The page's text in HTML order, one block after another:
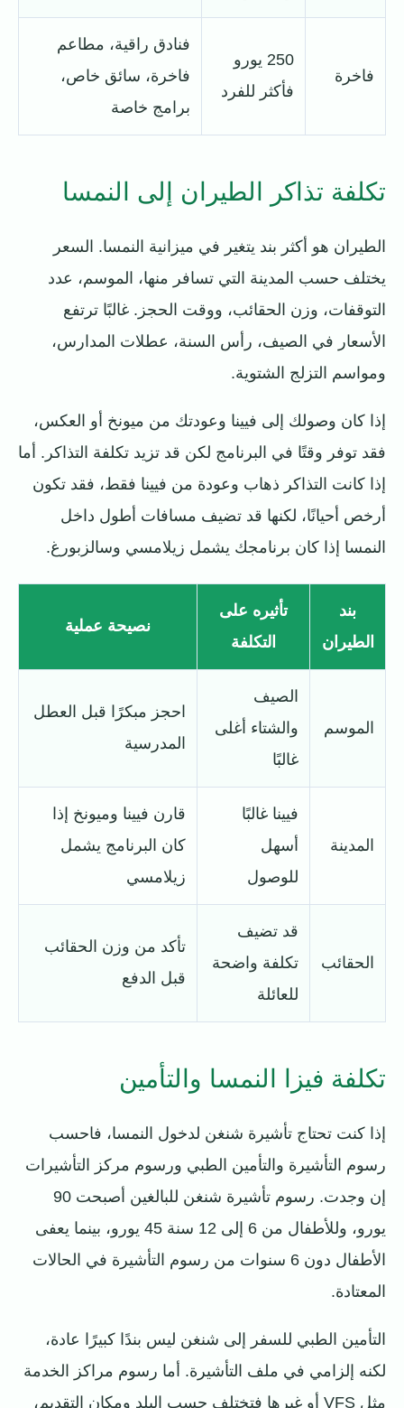
فاخرة
250 يورو
فأكثر للفرد
فنادق راقية، مطاعم
فاخرة، سائق خاص،
برامج خاصة
تكلفة تذاكر الطيران إلى النمسا
الطيران هو أكثر بند يتغير في ميزانية النمسا. السعر
يختلف حسب المدينة التي تسافر منها، الموسم، عدد
التوقفات، وزن الحقائب، ووقت الحجز. غالبًا ترتفع
الأسعار في الصيف، رأس السنة، عطلات المدارس،
ومواسم التزلج الشتوية.
إذا كان وصولك إلى فيينا وعودتك من ميونخ أو العكس،
فقد توفر وقتًا في البرنامج لكن قد تزيد تكلفة التذاكر. أما
إذا كانت التذاكر ذهاب وعودة من فيينا فقط، فقد تكون
أرخص أحيانًا، لكنها قد تضيف مسافات أطول داخل
النمسا إذا كان برنامجك يشمل زيلامسي وسالزبورغ.
بند
الطيران
تأثيره على
التكلفة
نصيحة عملية
الموسم
الصيف
والشتاء أغلى
غالبًا
احجز مبكرًا قبل العطل
المدرسية
المدينة
فيينا غالبًا
أسهل
للوصول
قارن فيينا وميونخ إذا
كان البرنامج يشمل
زيلامسي
الحقائب
قد تضيف
تكلفة واضحة
للعائلة
تأكد من وزن الحقائب
قبل الدفع
تكلفة فيزا النمسا والتأمين
إذا كنت تحتاج تأشيرة شنغن لدخول النمسا، فاحسب
رسوم التأشيرة والتأمين الطبي ورسوم مركز التأشيرات
إن وجدت. رسوم تأشيرة شنغن للبالغين أصبحت 90
يورو، وللأطفال من 6 إلى 12 سنة 45 يورو، بينما يعفى
الأطفال دون 6 سنوات من رسوم التأشيرة في الحالات
المعتادة.
التأمين الطبي للسفر إلى شنغن ليس بندًا كبيرًا عادة،
لكنه إلزامي في ملف التأشيرة. أما رسوم مراكز الخدمة
مثل VFS أو غيرها فتختلف حسب البلد ومكان التقديم،